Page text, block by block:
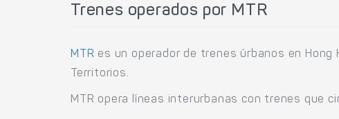
Trenes operados por MTR
MTR es un operador de trenes úrbanos en Hong
Territorios.
MTR opera líneas interurbanas con trenes que